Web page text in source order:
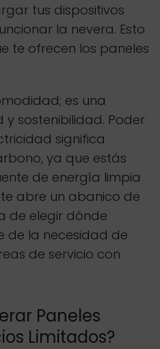
tus dispositivos
la nevera. Esto
te ofrecen los paneles
es una
y sostenibilidad. Poder
significa
ya que estás
de energía limpia
abre un abanico de
de elegir dónde
de la necesidad de
de servicio con
Paneles
Limitados?